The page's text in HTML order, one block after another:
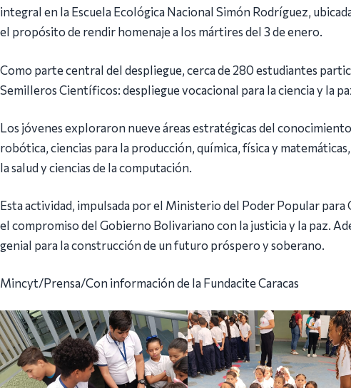
integral en la Escuela Ecológica Nacional Simón Rodríguez,
el propósito de rendir homenaje a los mártires del 3 de enero.
Como parte central del despliegue, cerca de 280 estudiantes
Semilleros Científicos: despliegue vocacional para la ciencia y la
Los jóvenes exploraron nueve áreas estratégicas del
robótica, ciencias para la producción, química, física y
la salud y ciencias de la computación.
Esta actividad, impulsada por el Ministerio del Poder Popular
el compromiso del Gobierno Bolivariano con la justicia y la paz.
genial para la construcción de un futuro próspero y soberano.
Mincyt/Prensa/Con información de la Fundacite Caracas